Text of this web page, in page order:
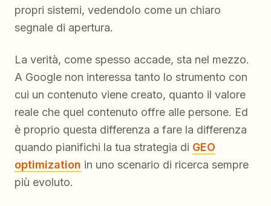
propri sistemi, vedendolo come un chiaro
segnale di apertura.
La verità, come spesso accade, sta nel mezzo.
A Google non interessa tanto lo strumento con
cui un contenuto viene creato, quanto il valore
reale che quel contenuto offre alle persone. Ed
è proprio questa differenza a fare la differenza
quando pianifichi la tua strategia di GEO
optimization in uno scenario di ricerca sempre
più evoluto.